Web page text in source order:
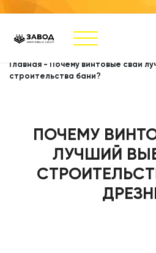
Главная - Почему винтовые сваи
строительства бани?
ПОЧЕМУ
ЛУЧШИЙ